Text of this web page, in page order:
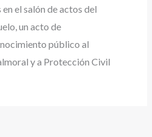
el salón de actos del
un acto de
público al
y a Protección Civil